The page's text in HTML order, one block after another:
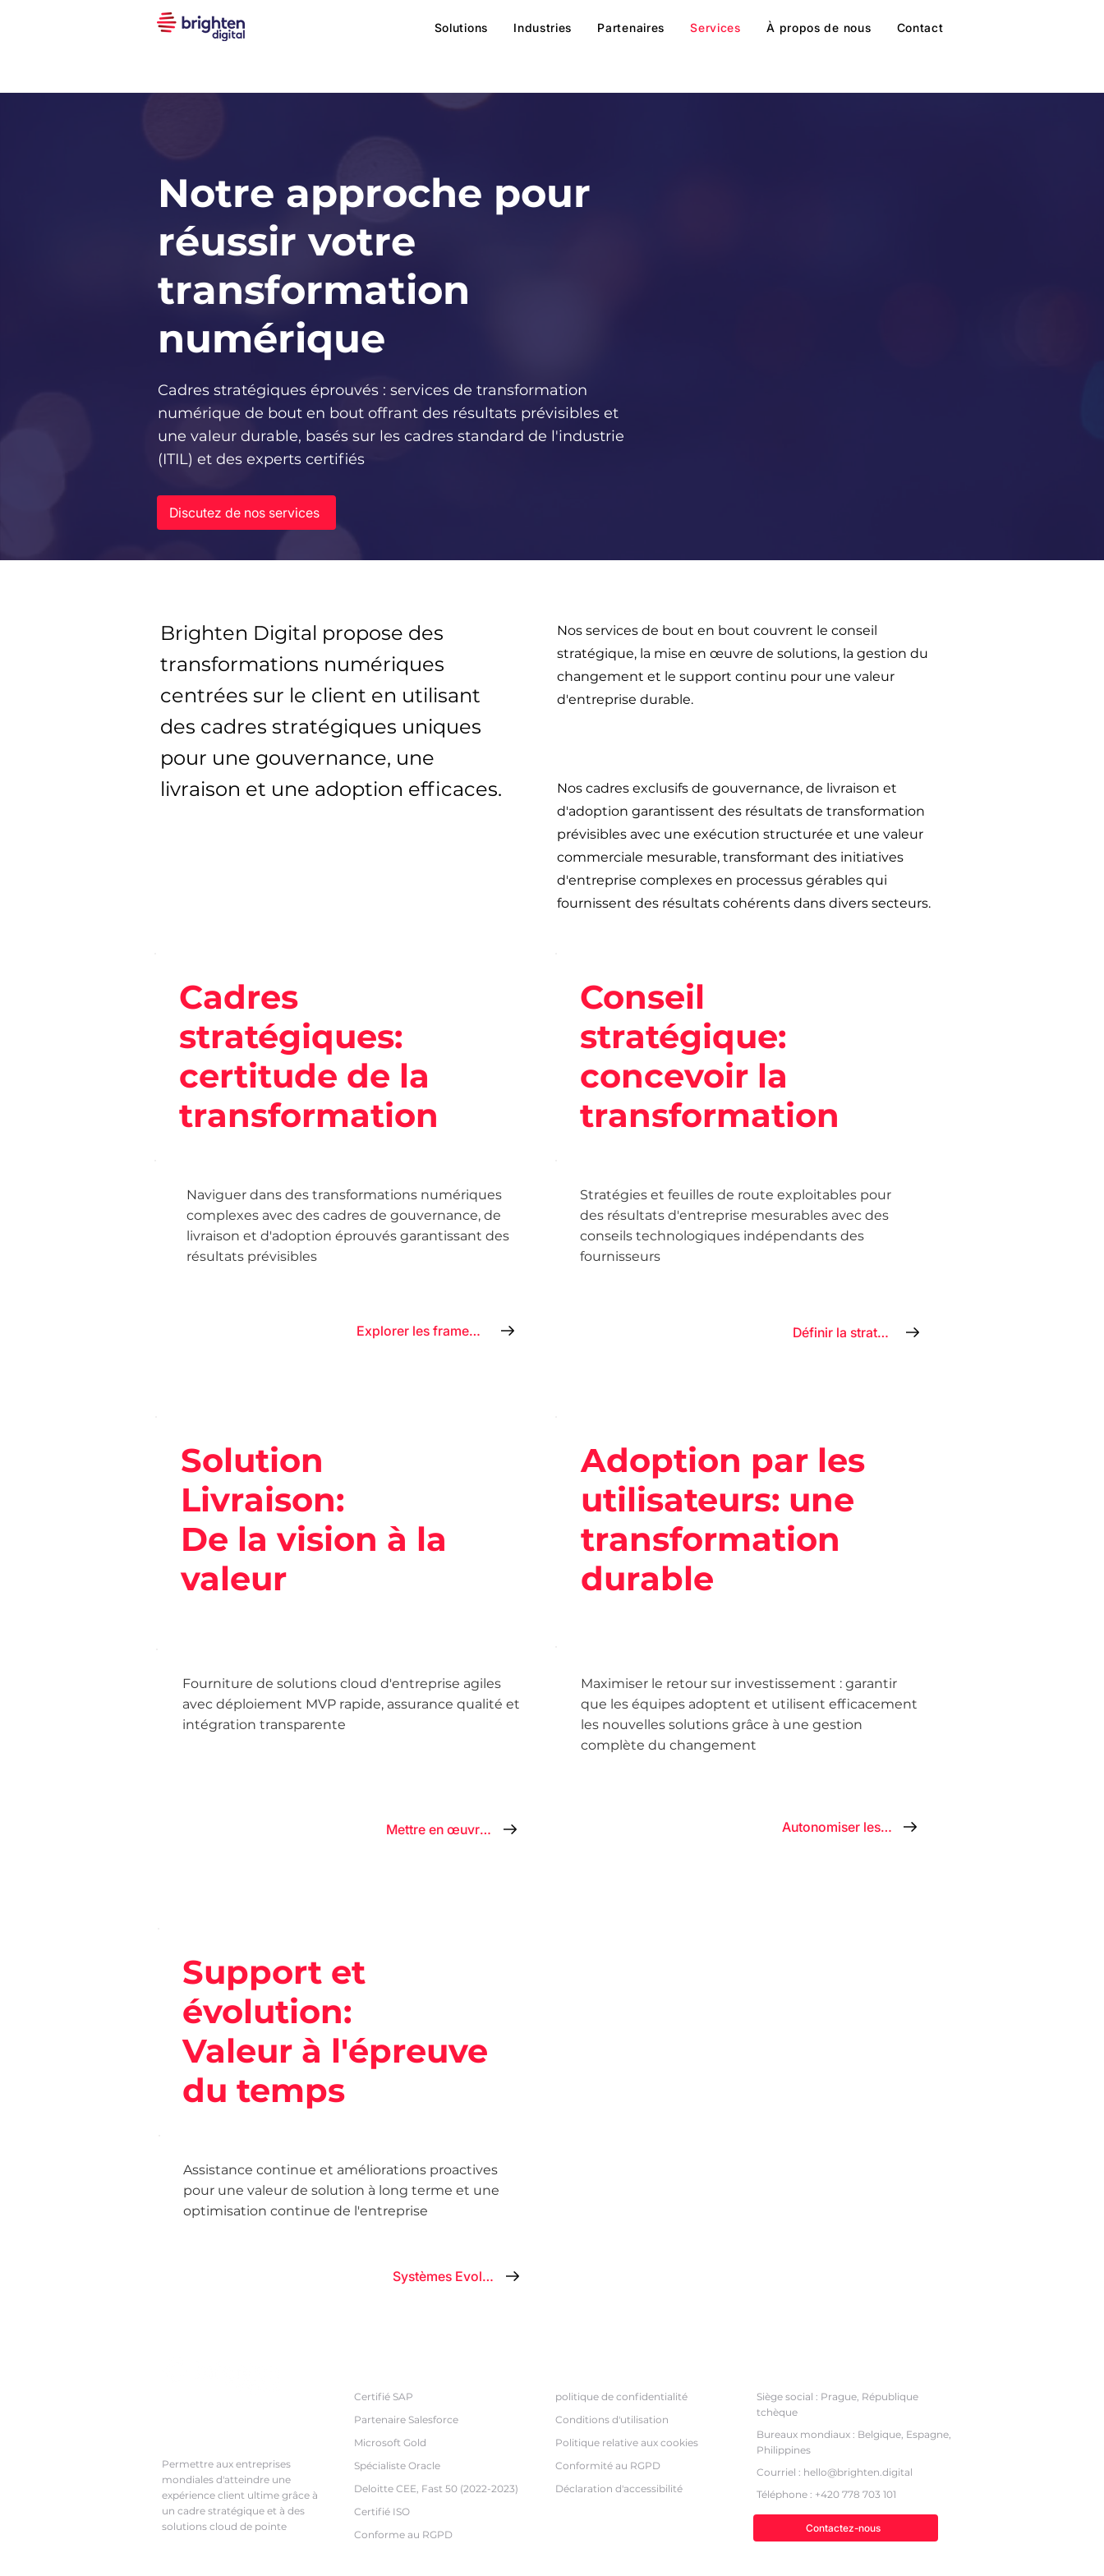
Solutions Industries Partenaires Services À propos de nous Contact
Notre approche pour
réussir votre
transformation
numérique
Cadres stratégiques éprouvés : services de transformation
numérique de bout en bout offrant des résultats prévisibles et
une valeur durable, basés sur les cadres standard de l'industrie
(ITIL) et des experts certifiés
Discutez de nos services
Brighten Digital propose des
transformations numériques
centrées sur le client en utilisant
des cadres stratégiques uniques
pour une gouvernance, une
livraison et une adoption efficaces.
Nos services de bout en bout couvrent le conseil
stratégique, la mise en œuvre de solutions, la gestion du
changement et le support continu pour une valeur
d'entreprise durable.
Nos cadres exclusifs de gouvernance, de livraison et
d'adoption garantissent des résultats de transformation
prévisibles avec une exécution structurée et une valeur
commerciale mesurable, transformant des initiatives
d'entreprise complexes en processus gérables qui
fournissent des résultats cohérents dans divers secteurs.
Cadres
stratégiques:
certitude de la
transformation
Naviguer dans des transformations numériques
complexes avec des cadres de gouvernance, de
livraison et d'adoption éprouvés garantissant des
résultats prévisibles
Explorer les frameworks
Conseil
stratégique:
concevoir la
transformation
Stratégies et feuilles de route exploitables pour
des résultats d'entreprise mesurables avec des
conseils technologiques indépendants des
fournisseurs
Définir la stratégie
Solution
Livraison:
De la vision à la
valeur
Fourniture de solutions cloud d'entreprise agiles
avec déploiement MVP rapide, assurance qualité et
intégration transparente
Mettre en œuvre maintenant
Adoption par les
utilisateurs: une
transformation
durable
Maximiser le retour sur investissement : garantir
que les équipes adoptent et utilisent efficacement
les nouvelles solutions grâce à une gestion
complète du changement
Autonomiser les équipes
Support et
évolution:
Valeur à l'épreuve
du temps
Assistance continue et améliorations proactives
pour une valeur de solution à long terme et une
optimisation continue de l'entreprise
Systèmes Evolve
Permettre aux entreprises
mondiales d'atteindre une
expérience client ultime grâce à
un cadre stratégique et à des
solutions cloud de pointe
Certifié SAP
Partenaire Salesforce
Microsoft Gold
Spécialiste Oracle
Deloitte CEE, Fast 50 (2022-2023)
Certifié ISO
Conforme au RGPD
politique de confidentialité
Conditions d'utilisation
Politique relative aux cookies
Conformité au RGPD
Déclaration d'accessibilité
Siège social : Prague, République
tchèque
Bureaux mondiaux : Belgique, Espagne,
Philippines
Courriel : hello@brighten.digital
Téléphone : +420 778 703 101
Contactez-nous